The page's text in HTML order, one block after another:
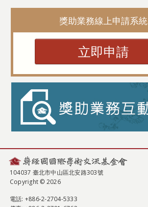
獎助業務線上申請系統
立即申請
104037 臺北市中山區北安路303號
Copyright © 2026
電話: +886-2-2704-5333